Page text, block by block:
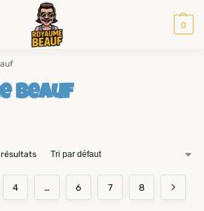
0
beauf
résultats
4 … 6 7 8